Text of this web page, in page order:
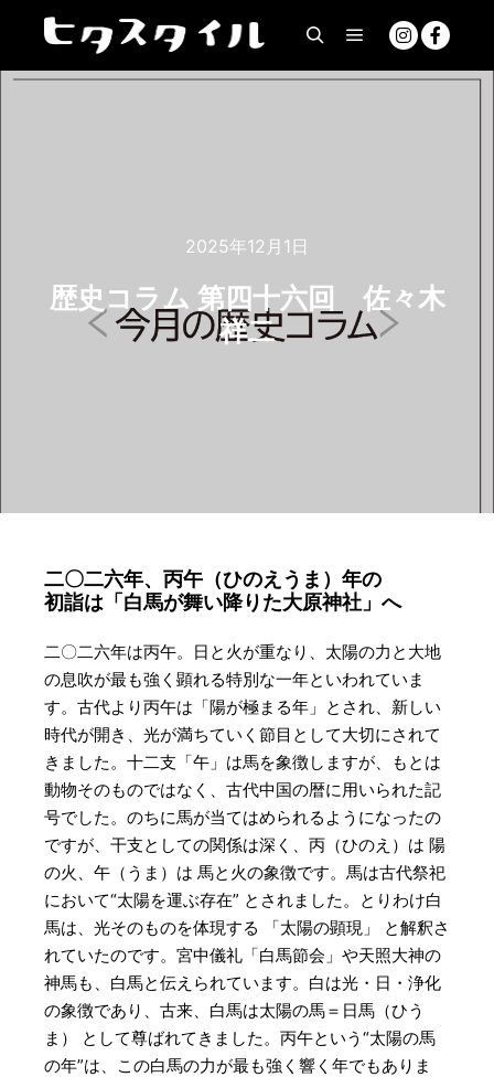
2025年12月1日
歴史コラム 第四十六回 佐々木
祥二
二〇二六年、丙午（ひのえうま）年の
初詣は「白馬が舞い降りた大原神社」へ
二〇二六年は丙午。日と火が重なり、太陽の力と大地
の息吹が最も強く顕れる特別な一年といわれていま
す。古代より丙午は「陽が極まる年」とされ、新しい
時代が開き、光が満ちていく節目として大切にされて
きました。十二支「午」は馬を象徴しますが、もとは
動物そのものではなく、古代中国の暦に用いられた記
号でした。のちに馬が当てはめられるようになったの
ですが、干支としての関係は深く、丙（ひのえ）は 陽
の火、午（うま）は 馬と火の象徴です。馬は古代祭祀
において“太陽を運ぶ存在” とされました。とりわけ白
馬は、光そのものを体現する 「太陽の顕現」 と解釈さ
れていたのです。宮中儀礼「白馬節会」や天照大神の
神馬も、白馬と伝えられています。白は光・日・浄化
の象徴であり、古来、白馬は太陽の馬＝日馬（ひう
ま） として尊ばれてきました。丙午という“太陽の馬
の年”は、この白馬の力が最も強く響く年でもありま